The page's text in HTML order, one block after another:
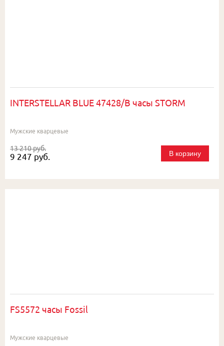
INTERSTELLAR BLUE 47428/B часы STORM
Мужские кварцевые
13 210 руб.
9 247 руб. В корзину
FS5572 часы Fossil
Мужские кварцевые